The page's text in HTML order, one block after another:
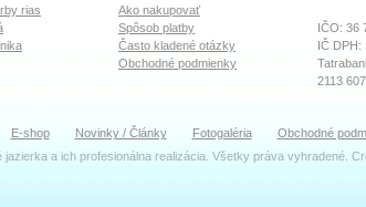
rias
Ako nakupovať
Spôsob platby
Často kladené otázky
Obchodné podmienky
IČO: 36
IČ DPH:
2113
Oddiel:
E-shop Novinky / Články Fotogaléria Obchodné
a ich profesionálna realizácia. Všetky práva vyhradené.